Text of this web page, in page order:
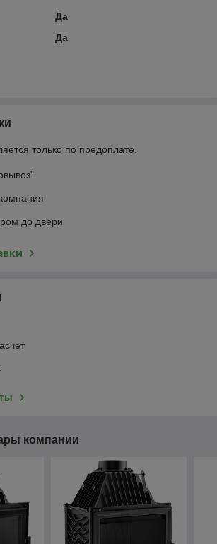
Да
Да
только по предоплате.
до двери
компании